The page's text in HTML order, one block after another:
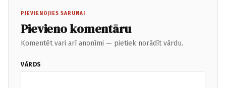
PIEVIENOJIES SARUNAI
Pievieno komentāru
Komentēt vari arī anonīmi — pietiek norādīt vārdu.
VĀRDS